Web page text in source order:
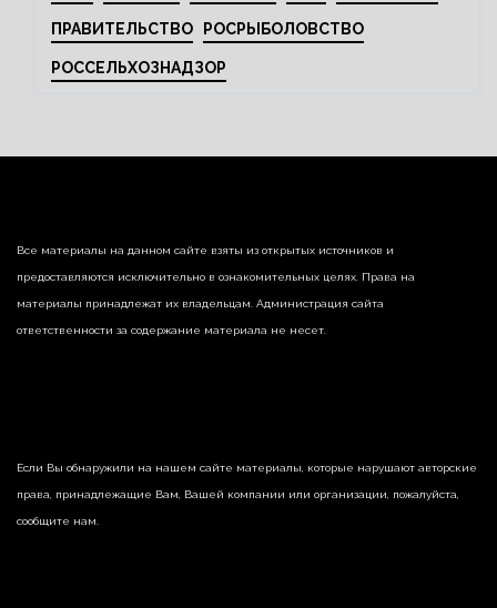
ПРАВИТЕЛЬСТВО РОСРЫБОЛОВСТВО
РОССЕЛЬХОЗНАДЗОР
Все материалы на данном сайте взяты из открытых источников и
предоставляются исключительно в ознакомительных целях. Права на
материалы принадлежат их владельцам. Администрация сайта
ответственности за содержание материала не несет.
Если Вы обнаружили на нашем сайте материалы, которые нарушают авторские
права, принадлежащие Вам, Вашей компании или организации, пожалуйста,
сообщите нам.